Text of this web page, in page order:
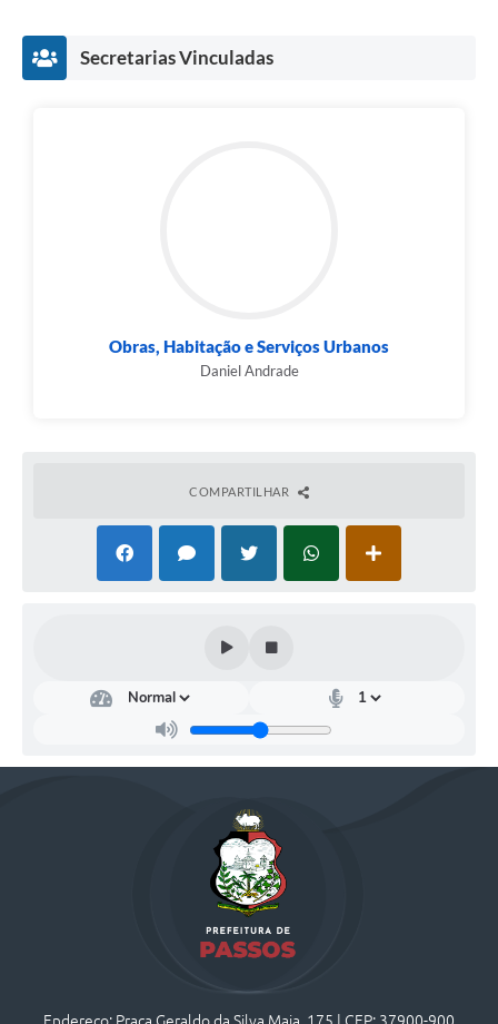
segurança.
Secretarias Vinculadas
Obras, Habitação e Serviços Urbanos
Daniel Andrade
COMPARTILHAR